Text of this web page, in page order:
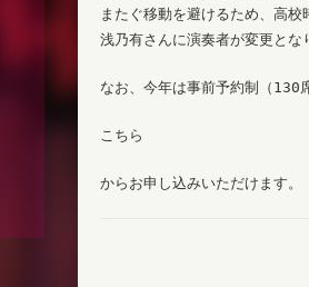
またぐ移動を避けるため、高
浅乃有さんに演奏者が変更と
なお、今年は事前予約制（130
こちら
からお申し込みいただけます。